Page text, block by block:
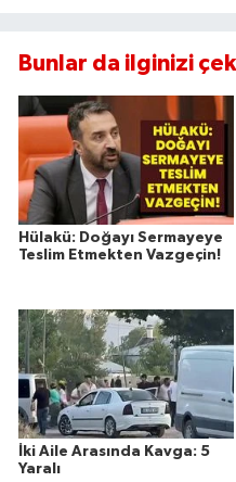
Bunlar da ilginizi
Hülakü: Doğayı Sermayeye
Teslim Etmekten Vazgeçin!
İki Aile Arasında Kavga: 5
Yaralı